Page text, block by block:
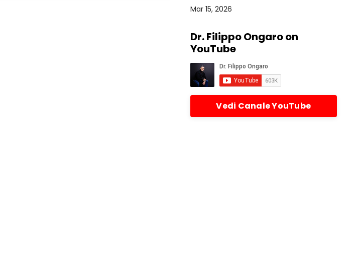
Mar 15, 2026
Dr. Filippo Ongaro on
YouTube
Vedi Canale YouTube